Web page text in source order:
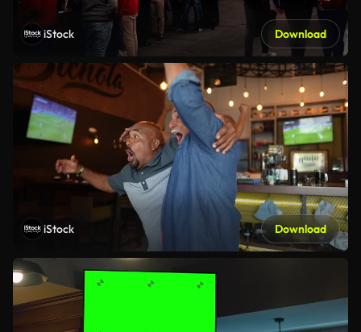
iStock Download
iStock Download